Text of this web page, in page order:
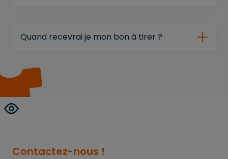
Quand recevrai je mon bon à tirer ?
Contactez-nous !